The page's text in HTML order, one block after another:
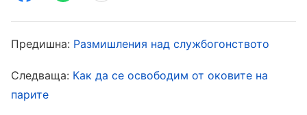
забави бизнеса за няколко месеца да доведе
до огромни загуби. Затова отново си намерих
Предишна: Размишления над службогонството
Следваща: Как да се освободим от оковите на
парите